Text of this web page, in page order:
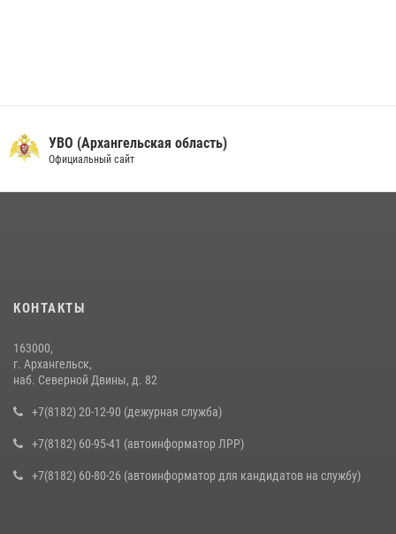
УВО (Архангельская область)
Официальный сайт
КОНТАКТЫ
163000,
г. Архангельск,
наб. Северной Двины, д. 82
+7(8182) 20-12-90 (дежурная служба)
+7(8182) 60-95-41 (автоинформатор ЛРР)
+7(8182) 60-80-26 (автоинформатор для кандидатов на службу)